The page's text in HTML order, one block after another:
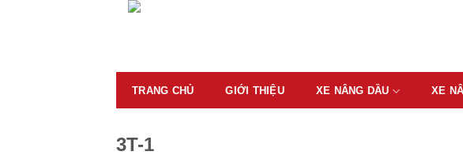
TRANG CHỦ GIỚI THIỆU XE NÂNG DẦU XE
3T-1